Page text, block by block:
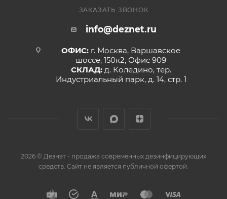
ЗАКАЗАТЬ ЗВОНОК
info@deznet.ru
ОФИС: г. Москва, Варшавское
шоссе, 150к2, Офис 909
СКЛАД: д. Коледино, тер.
Индустриальный парк, д. 14, стр. 1
2026 © Дезнэт - продажа современных дезинфицирующих
средств. Сайт не является публичной офертой.